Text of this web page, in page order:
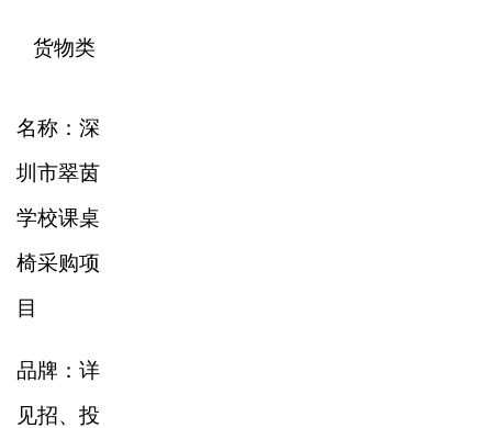
货物类
名称：深
圳市翠茵
学校课桌
椅采购项
目
品牌：详
见招、投